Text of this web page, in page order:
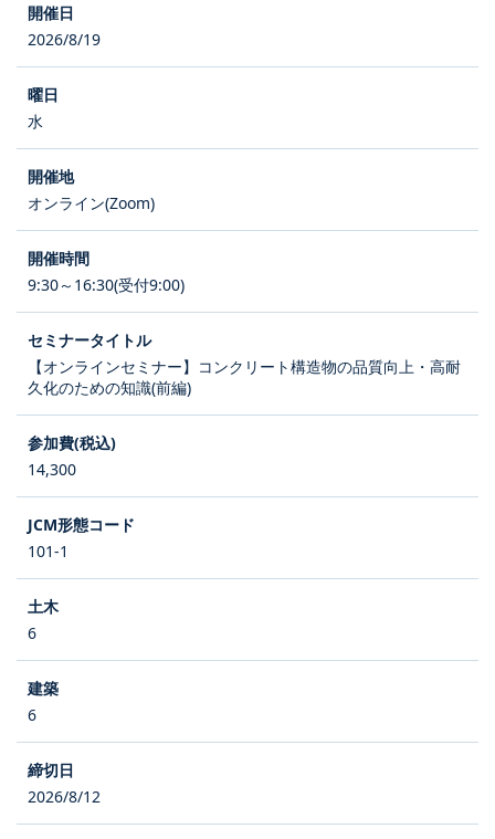
2026/8/19
水
オンライン(Zoom)
9:30～16:30(受付9:00)
【オンラインセミナー】コンクリート構造物の品質向上・高耐
久化のための知識(前編)
14,300
101-1
6
6
2026/8/12